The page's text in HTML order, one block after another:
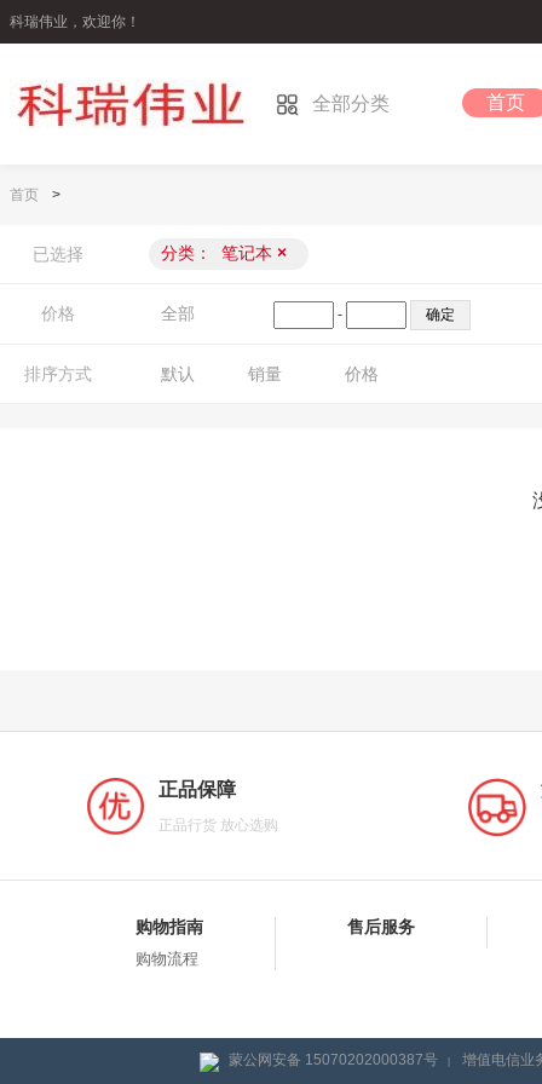
科瑞伟业，欢迎你！
全部分类 首页
首页 >
已选择 分类： 笔记本 ×
价格 全部 -
排序方式 默认 销量 价格
正品保障
正品行货 放心选购
购物指南
购物流程
售后服务
蒙公网安备 15070202000387号 | 增值电信业